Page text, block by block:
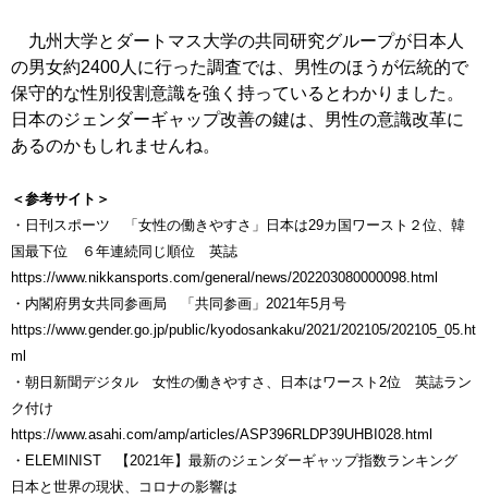
九州大学とダートマス大学の共同研究グループが日本人
の男女約2400人に行った調査では、男性のほうが伝統的で
保守的な性別役割意識を強く持っているとわかりました。
日本のジェンダーギャップ改善の鍵は、男性の意識改革に
あるのかもしれませんね。
＜参考サイト＞
・日刊スポーツ 「女性の働きやすさ」日本は29カ国ワースト２位、韓
国最下位 ６年連続同じ順位 英誌
https://www.nikkansports.com/general/news/202203080000098.html
・内閣府男女共同参画局 「共同参画」2021年5月号
https://www.gender.go.jp/public/kyodosankaku/2021/202105/202105_05.ht
ml
・朝日新聞デジタル 女性の働きやすさ、日本はワースト2位 英誌ラン
ク付け
https://www.asahi.com/amp/articles/ASP396RLDP39UHBI028.html
・ELEMINIST 【2021年】最新のジェンダーギャップ指数ランキング
日本と世界の現状、コロナの影響は